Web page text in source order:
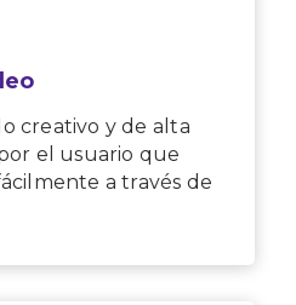
creativo y de alta
el usuario que
a través de